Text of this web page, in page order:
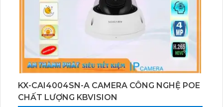
ngoại 150m giúp mắt xem rõ vào ban đêm. Đặc biệt,
công nghệ hồng ngoại Smart IR giúp tối ưu hóa chất
lượng hình ảnh khi giám sát ban đêm.
KX-CAI4004SN-A CAMERA CÔNG NGHỆ POE
CHẤT LƯỢNG KBVISION